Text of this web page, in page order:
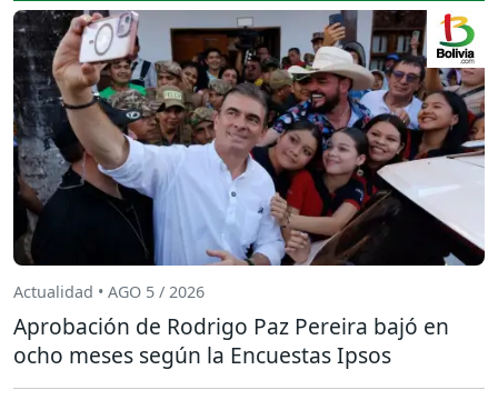
Actualidad • AGO 5 / 2026
Aprobación de Rodrigo Paz Pereira bajó en
ocho meses según la Encuestas Ipsos